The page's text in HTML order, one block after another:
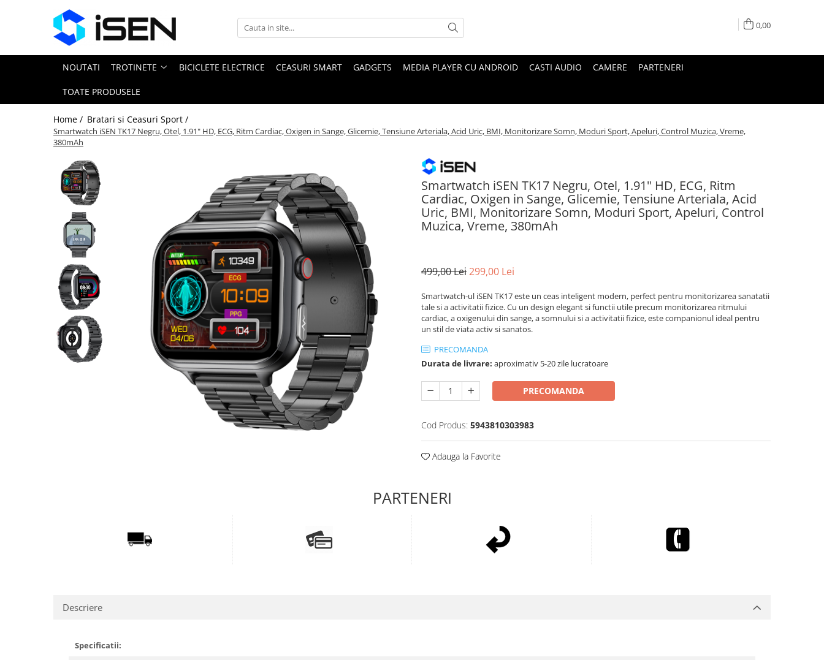
Trotinete
Trotinete electrice
0,00
NOUTATI TROTINETE BICICLETE ELECTRICE CEASURI SMART GADGETS MEDIA PLAYER CU ANDROID CASTI AUDIO CAMERE PARTENERI
TOATE PRODUSELE
Home / Bratari si Ceasuri Sport /
Smartwatch iSEN TK17 Negru, Otel, 1.91" HD, ECG, Ritm Cardiac, Oxigen in Sange, Glicemie, Tensiune Arteriala, Acid Uric, BMI, Monitorizare Somn, Moduri Sport, Apeluri, Control Muzica, Vreme,
380mAh
Smartwatch iSEN TK17 Negru, Otel, 1.91" HD, ECG, Ritm
Cardiac, Oxigen in Sange, Glicemie, Tensiune Arteriala, Acid
Uric, BMI, Monitorizare Somn, Moduri Sport, Apeluri, Control
Muzica, Vreme, 380mAh
499,00 Lei299,00 Lei
Smartwatch-ul iSEN TK17 este un ceas inteligent modern, perfect pentru monitorizarea sanatatii
tale si a activitatii fizice. Cu un design elegant si functii utile precum monitorizarea ritmului
cardiac, a oxigenului din sange, a somnului si a activitatii fizice, este companionul ideal pentru
un stil de viata activ si sanatos.
PRECOMANDA
Durata de livrare: aproximativ 5-20 zile lucratoare
PRECOMANDA
Cod Produs: 5943810303983
Adauga la Favorite
Descriere
Specificatii: